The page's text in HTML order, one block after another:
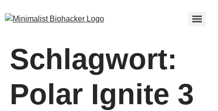
Schlagwort:
Polar Ignite 3